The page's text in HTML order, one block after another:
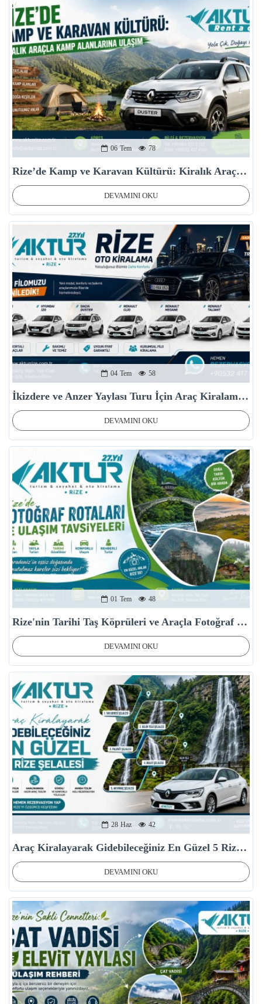
06 Tem 78
Rize’de Kamp ve Karavan Kültürü: Kiralık Araçla Kamp Alanlarına Ulaşım
DEVAMINI OKU
04 Tem 58
İkizdere ve Anzer Yaylası Turu İçin Araç Kiralama Önerileri
DEVAMINI OKU
01 Tem 48
Rize'nin Tarihi Taş Köprüleri ve Araçla Fotoğraf Turu Rotası
DEVAMINI OKU
28 Haz 42
Araç Kiralayarak Gidebileceğiniz En Güzel 5 Rize Şelalesi
DEVAMINI OKU